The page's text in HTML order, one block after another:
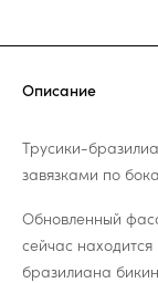
Описание
Трусики-
завязками по
Обновленный
сейчас
бразилиана